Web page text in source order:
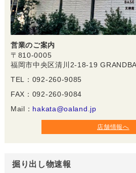
営業のご案内
〒810-0005
福岡市中央区清川2-18-19
TEL：092-260-9085
FAX：092-260-9084
Mail： hakata@oaland.jp
店舗情報へ
掘り出し物速報